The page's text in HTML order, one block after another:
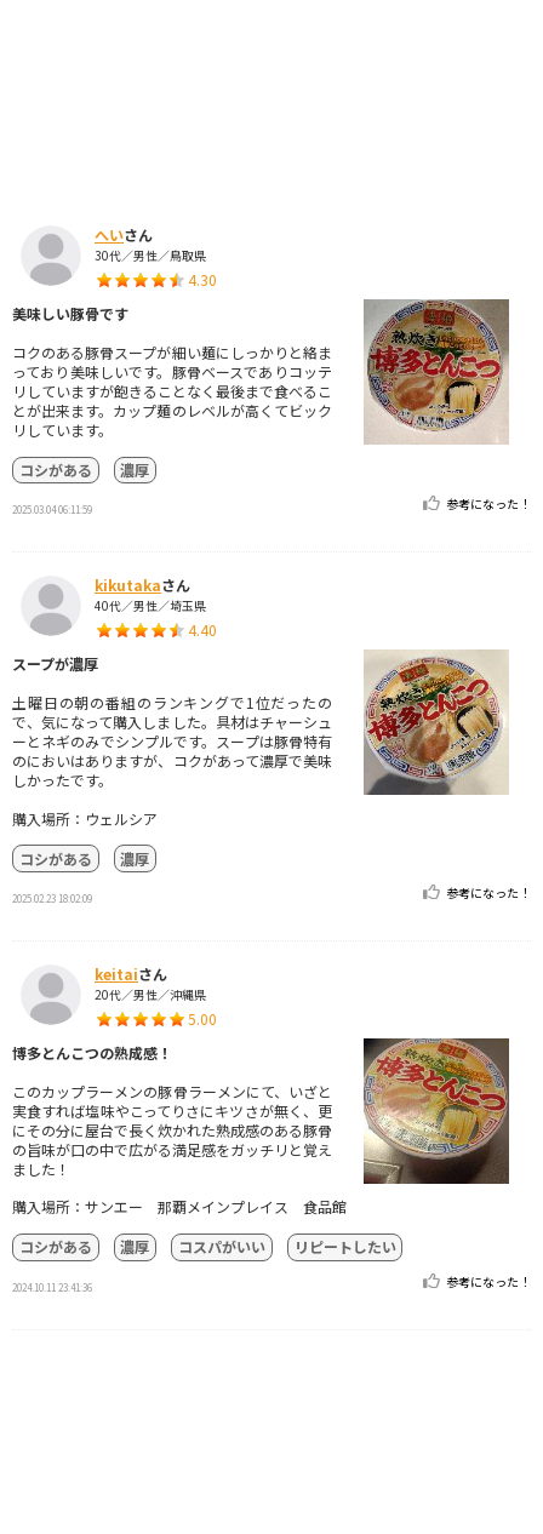
へいさん
30代／男性／鳥取県
4.30
美味しい豚骨です
コクのある豚骨スープが細い麺にしっかりと絡ま
っており美味しいです。豚骨ベースでありコッテ
リしていますが飽きることなく最後まで食べるこ
とが出来ます。カップ麺のレベルが高くてビック
リしています。
コシがある
濃厚
2025.03.04 06:11:59 参考になった！
kikutakaさん
40代／男性／埼玉県
4.40
スープが濃厚
土曜日の朝の番組のランキングで1位だったの
で、気になって購入しました。具材はチャーシュ
ーとネギのみでシンプルです。スープは豚骨特有
のにおいはありますが、コクがあって濃厚で美味
しかったです。
購入場所：ウェルシア
コシがある
濃厚
2025.02.23 18:02:09 参考になった！
keitaiさん
20代／男性／沖縄県
5.00
博多とんこつの熟成感！
このカップラーメンの豚骨ラーメンにて、いざと
実食すれば塩味やこってりさにキツさが無く、更
にその分に屋台で長く炊かれた熟成感のある豚骨
の旨味が口の中で広がる満足感をガッチリと覚え
ました！
購入場所：サンエー 那覇メインプレイス 食品館
コシがある
濃厚 コスパがいい リピートしたい
2024.10.11 23:41:36 参考になった！